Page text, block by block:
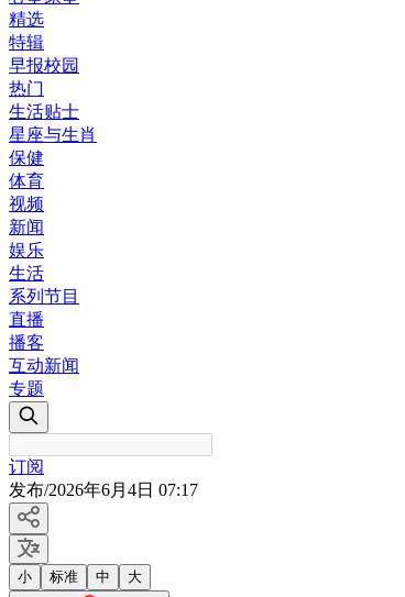
精选
特辑
早报校园
热门
生活贴士
星座与生肖
保健
体育
视频
新闻
娱乐
生活
系列节目
直播
播客
互动新闻
专题
订阅
发布/2026年6月4日 07:17
小 标准 中 大